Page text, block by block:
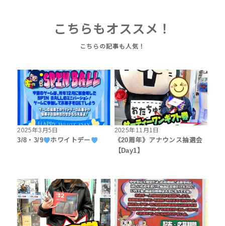
こちらもオススメ！
2025年3月5日
3/8・3/9
ホワイトデー
2025年11月1日
《20周年》アナウンス抽選会
【Day1】